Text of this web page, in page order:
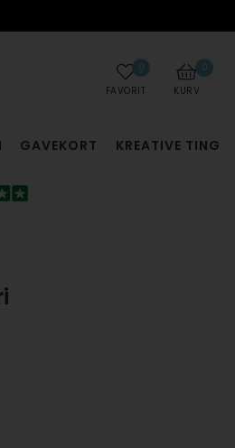
0
KURV
0
FAVORIT
GAVEKORT KREATIVE TING